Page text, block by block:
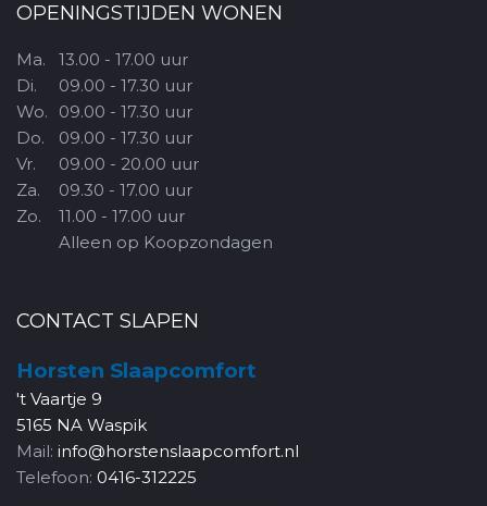
OPENINGSTIJDEN WONEN
Ma.
Di.
Wo.
Do.
Vr.
Za.
Zo.
13.00 - 17.00 uur
09.00 - 17.30 uur
09.00 - 17.30 uur
09.00 - 17.30 uur
09.00 - 20.00 uur
09.30 - 17.00 uur
11.00 - 17.00 uur
Alleen op Koopzondagen
CONTACT SLAPEN
Horsten Slaapcomfort
't Vaartje 9
5165 NA Waspik
Mail: info@horstenslaapcomfort.nl
Telefoon: 0416-312225